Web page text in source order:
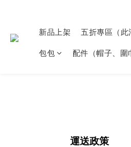
新品上架 五折專區（此
包包 配件（帽子、圍
運送政策